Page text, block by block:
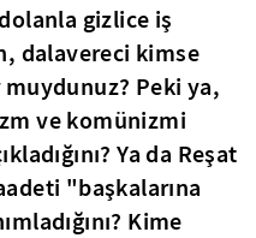
gizlice iş
dalavereci kimse
Peki ya,
ve komünizmi
Ya da Reşat
"başkalarına
Kime